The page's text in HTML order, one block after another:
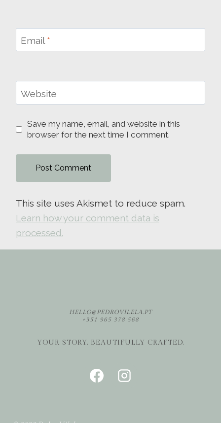
Email *
Website
Save my name, email, and website in this
browser for the next time I comment.
This site uses Akismet to reduce spam.
Learn how your comment data is
processed.
HELLO@PEDROVILELA.PT
+351 965 378 568
YOUR STORY. BEAUTIFULLY CRAFTED.